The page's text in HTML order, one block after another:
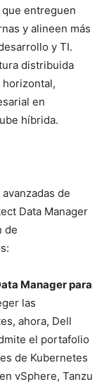
entreguen
y alineen más
y TI.
distribuida
en
híbrida.
de
Data Manager
de
Manager para
las
ahora, Dell
el portafolio
de Kubernetes
vSphere, Tanzu